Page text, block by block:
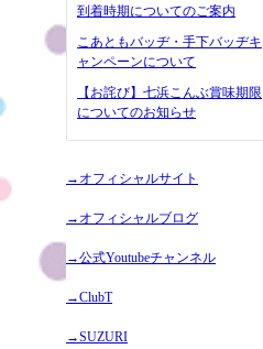
到着時期についてのご案内
こあともバッヂ・手下バッヂキ
ャンペーンについて
【お詫び】七浜こんぶ賞味期限
についてのお知らせ
→オフィシャルサイト
→オフィシャルブログ
→公式Youtubeチャンネル
→ClubT
→SUZURI